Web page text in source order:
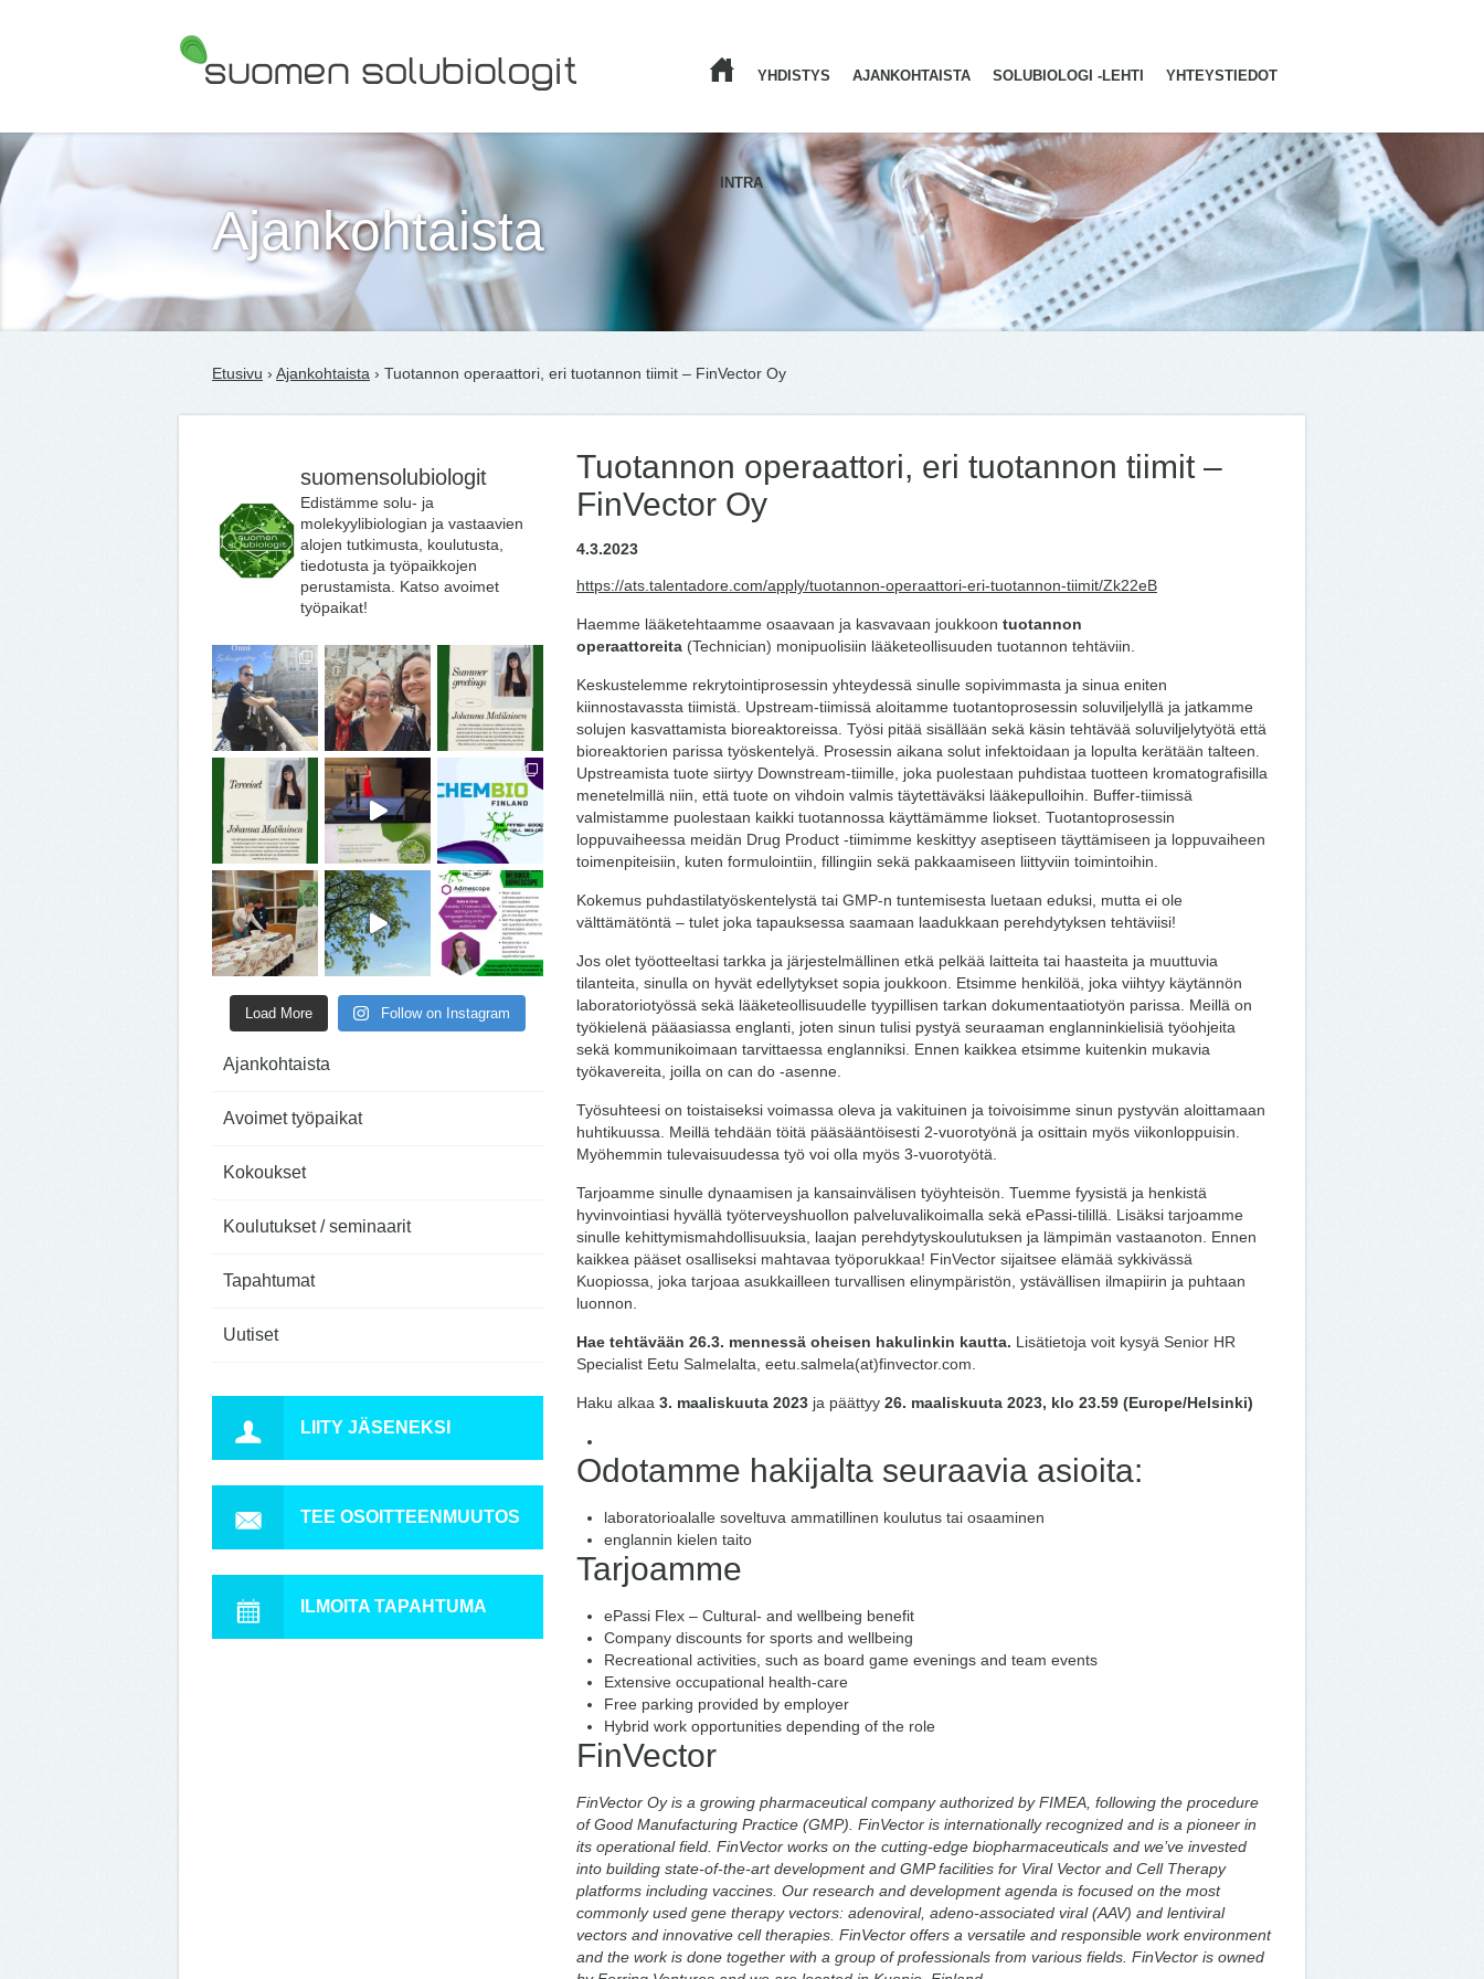
YHDISTYS AJANKOHTAISTA SOLUBIOLOGI -LEHTI YHTEYSTIEDOT
INTRA
Ajankohtaista
Etusivu › Ajankohtaista › Tuotannon operaattori, eri tuotannon tiimit – FinVector Oy
suomensolubiologit
Edistämme solu- ja
molekyylibiologian ja vastaavien
alojen tutkimusta, koulutusta,
tiedotusta ja työpaikkojen
perustamista. Katso avoimet
työpaikat!
Load More Follow on Instagram
Ajankohtaista
Avoimet työpaikat
Kokoukset
Koulutukset / seminaarit
Tapahtumat
Uutiset
LIITY JÄSENEKSI
TEE OSOITTEENMUUTOS
ILMOITA TAPAHTUMA
Tuotannon operaattori, eri tuotannon tiimit –
FinVector Oy
4.3.2023
https://ats.talentadore.com/apply/tuotannon-operaattori-eri-tuotannon-tiimit/Zk22eB
Haemme lääketehtaamme osaavaan ja kasvavaan joukkoon tuotannon
operaattoreita (Technician) monipuolisiin lääketeollisuuden tuotannon tehtäviin.
Keskustelemme rekrytointiprosessin yhteydessä sinulle sopivimmasta ja sinua eniten
kiinnostavassta tiimistä. Upstream-tiimissä aloitamme tuotantoprosessin soluviljelyllä ja jatkamme
solujen kasvattamista bioreaktoreissa. Työsi pitää sisällään sekä käsin tehtävää soluviljelytyötä että
bioreaktorien parissa työskentelyä. Prosessin aikana solut infektoidaan ja lopulta kerätään talteen.
Upstreamista tuote siirtyy Downstream-tiimille, joka puolestaan puhdistaa tuotteen kromatografisilla
menetelmillä niin, että tuote on vihdoin valmis täytettäväksi lääkepulloihin. Buffer-tiimissä
valmistamme puolestaan kaikki tuotannossa käyttämämme liokset. Tuotantoprosessin
loppuvaiheessa meidän Drug Product -tiimimme keskittyy aseptiseen täyttämiseen ja loppuvaiheen
toimenpiteisiin, kuten formulointiin, fillingiin sekä pakkaamiseen liittyviin toimintoihin.
Kokemus puhdastilatyöskentelystä tai GMP-n tuntemisesta luetaan eduksi, mutta ei ole
välttämätöntä – tulet joka tapauksessa saamaan laadukkaan perehdytyksen tehtäviisi!
Jos olet työotteeltasi tarkka ja järjestelmällinen etkä pelkää laitteita tai haasteita ja muuttuvia
tilanteita, sinulla on hyvät edellytykset sopia joukkoon. Etsimme henkilöä, joka viihtyy käytännön
laboratoriotyössä sekä lääketeollisuudelle tyypillisen tarkan dokumentaatiotyön parissa. Meillä on
työkielenä pääasiassa englanti, joten sinun tulisi pystyä seuraaman englanninkielisiä työohjeita
sekä kommunikoimaan tarvittaessa englanniksi. Ennen kaikkea etsimme kuitenkin mukavia
työkavereita, joilla on can do -asenne.
Työsuhteesi on toistaiseksi voimassa oleva ja vakituinen ja toivoisimme sinun pystyvän aloittamaan
huhtikuussa. Meillä tehdään töitä pääsääntöisesti 2-vuorotyönä ja osittain myös viikonloppuisin.
Myöhemmin tulevaisuudessa työ voi olla myös 3-vuorotyötä.
Tarjoamme sinulle dynaamisen ja kansainvälisen työyhteisön. Tuemme fyysistä ja henkistä
hyvinvointiasi hyvällä työterveyshuollon palveluvalikoimalla sekä ePassi-tilillä. Lisäksi tarjoamme
sinulle kehittymismahdollisuuksia, laajan perehdytyskoulutuksen ja lämpimän vastaanoton. Ennen
kaikkea pääset osalliseksi mahtavaa työporukkaa! ​FinVector sijaitsee elämää sykkivässä
Kuopiossa, joka tarjoaa asukkailleen turvallisen elinympäristön, ystävällisen ilmapiirin ja puhtaan
luonnon.
Hae tehtävään 26.3. mennessä oheisen hakulinkin kautta. Lisätietoja voit kysyä Senior HR
Specialist Eetu Salmelalta, eetu.salmela(at)finvector.com.
Haku alkaa 3. maaliskuuta 2023 ja päättyy 26. maaliskuuta 2023, klo 23.59 (Europe/Helsinki)
Odotamme hakijalta seuraavia asioita:
laboratorioalalle soveltuva ammatillinen koulutus tai osaaminen
englannin kielen taito
Tarjoamme
ePassi Flex – Cultural- and wellbeing benefit
Company discounts for sports and wellbeing
Recreational activities, such as board game evenings and team events
Extensive occupational health-care
Free parking provided by employer
Hybrid work opportunities depending of the role
FinVector
FinVector Oy is a growing pharmaceutical company authorized by FIMEA, following the procedure
of Good Manufacturing Practice (GMP). FinVector is internationally recognized and is a pioneer in
its operational field. FinVector works on the cutting-edge biopharmaceuticals and we’ve invested
into building state-of-the-art development and GMP facilities for Viral Vector and Cell Therapy
platforms including vaccines. Our research and development agenda is focused on the most
commonly used gene therapy vectors: adenoviral, adeno-associated viral (AAV) and lentiviral
vectors and innovative cell therapies. FinVector offers a versatile and responsible work environment
and the work is done together with a group of professionals from various fields. FinVector is owned